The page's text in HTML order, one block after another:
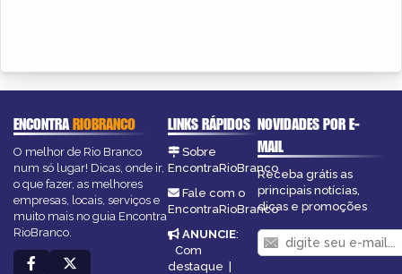
ENCONTRARIOBRANCO
O melhor de Rio Branco
num só lugar! Dicas, onde ir,
o que fazer, as melhores
empresas, locais, serviços e
muito mais no guia Encontra
RioBranco.
LINKS RÁPIDOS
Sobre
EncontraRioBranco
Fale com o
EncontraRioBranco
ANUNCIE:
Com
destaque |
NOVIDADES POR E-
MAIL
Receba grátis as
principais notícias,
dicas e promoções